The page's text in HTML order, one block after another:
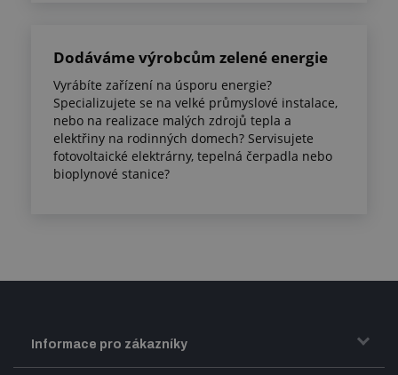
Dodáváme výrobcům zelené energie
Vyrábíte zařízení na úsporu energie?
Specializujete se na velké průmyslové instalace,
nebo na realizace malých zdrojů tepla a
elektřiny na rodinných domech? Servisujete
fotovoltaické elektrárny, tepelná čerpadla nebo
bioplynové stanice?
Informace pro zákazníky